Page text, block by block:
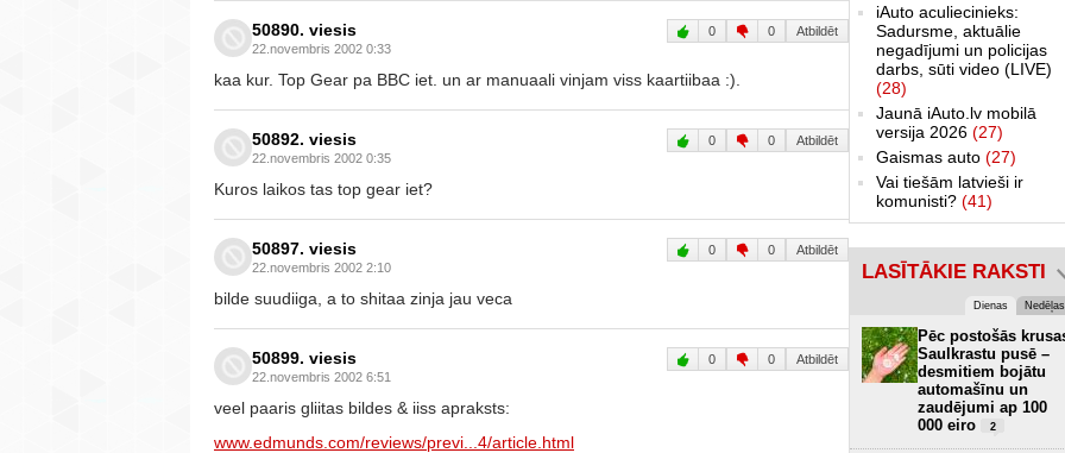
50890. viesis
22.novembris 2002 0:33
0 0 Atbildēt
kaa kur. Top Gear pa BBC iet. un ar manuaali vinjam viss kaartiibaa :).
50892. viesis
22.novembris 2002 0:35
0 0 Atbildēt
Kuros laikos tas top gear iet?
50897. viesis
22.novembris 2002 2:10
0 0 Atbildēt
bilde suudiiga, a to shitaa zinja jau veca
50899. viesis
22.novembris 2002 6:51
0 0 Atbildēt
veel paaris gliitas bildes & iiss apraksts:
www.edmunds.com/reviews/previ...4/article.html
iAuto aculiecinieks:
Sadursme, aktuālie
negadījumi un policijas
darbs, sūti video (LIVE)
(28)
Jaunā iAuto.lv mobilā
versija 2026 (27)
Gaismas auto (27)
Vai tiešām latvieši ir
komunisti? (41)
LASĪTĀKIE RAKSTI
Dienas Nedēļas
Pēc postošās
Saulkrastu pusē –
desmitiem bojātu
automašīnu un
zaudējumi ap 100
000 eiro
2